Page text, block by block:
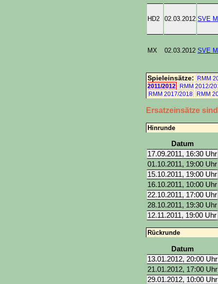
HD2 02.03.2012 SVE
MX 02.03.2012 SVE
Spieleinsätze: RMM
2011/2012
RMM 2012/
RMM 2017/2018
RMM
Ersatzeinsätze
Hinrunde
Datum
17.09.2011, 16:30 Uhr
01.10.2011, 19:00 Uhr
15.10.2011, 19:00 Uhr
16.10.2011, 10:00 Uhr
22.10.2011, 17:00 Uhr
28.10.2011, 19:30 Uhr
12.11.2011, 19:00 Uhr
Rückrunde
Datum
13.01.2012, 20:00 Uhr
21.01.2012, 17:00 Uhr
29.01.2012, 10:00 Uhr